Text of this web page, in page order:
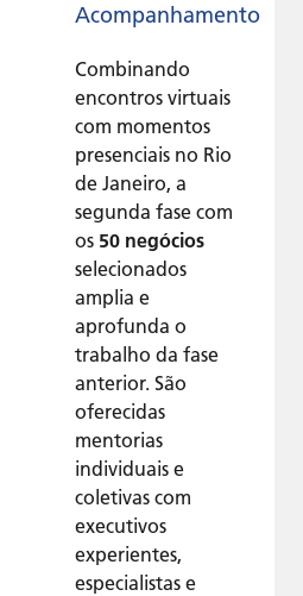
Acompanhamento
Combinando
encontros virtuais
com momentos
presenciais no Rio
de Janeiro, a
segunda fase com
os 50 negócios
selecionados
amplia e
aprofunda o
trabalho da fase
anterior. São
oferecidas
mentorias
individuais e
coletivas com
executivos
experientes,
especialistas e